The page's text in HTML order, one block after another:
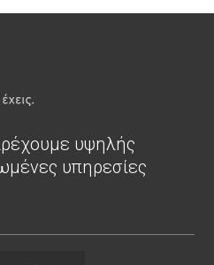
υψηλής
υπηρεσίες